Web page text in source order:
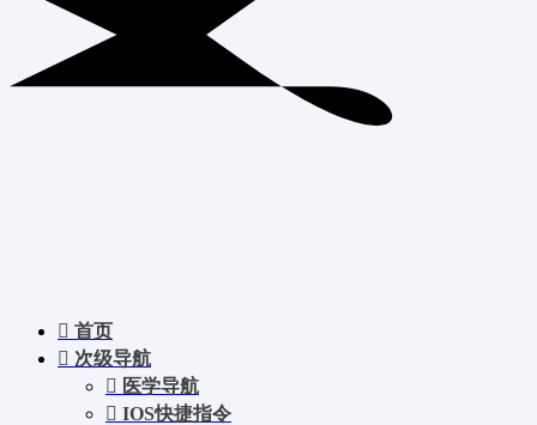
首页
次级导航
医学导航
IOS快捷指令